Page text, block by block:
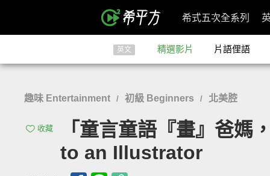
希式五次全系列
英文 精選影片 片語俚語
趣味 Entertainment / 初級 Beginners / 北美腔
收藏
「童言童語『畫』爸
to an Illustrator